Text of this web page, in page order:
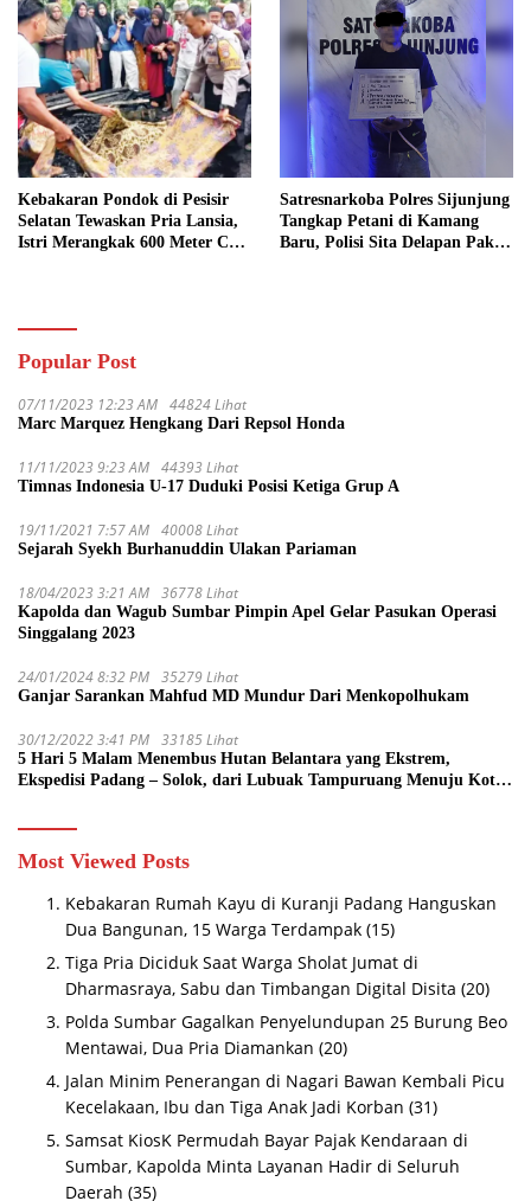
Kebakaran Pondok di Pesisir
Selatan Tewaskan Pria Lansia,
Istri Merangkak 600 Meter Cari
Satresnarkoba Polres Sijunjung
Tangkap Petani di Kamang
Baru, Polisi Sita Delapan Paket
Popular Post
07/11/2023 12:23 AM 44824 Lihat
Marc Marquez Hengkang Dari Repsol Honda
11/11/2023 9:23 AM 44393 Lihat
Timnas Indonesia U-17 Duduki Posisi Ketiga Grup A
19/11/2021 7:57 AM 40008 Lihat
Sejarah Syekh Burhanuddin Ulakan Pariaman
18/04/2023 3:21 AM 36778 Lihat
Kapolda dan Wagub Sumbar Pimpin Apel Gelar Pasukan Operasi
Singgalang 2023
24/01/2024 8:32 PM 35279 Lihat
Ganjar Sarankan Mahfud MD Mundur Dari Menkopolhukam
30/12/2022 3:41 PM 33185 Lihat
5 Hari 5 Malam Menembus Hutan Belantara yang Ekstrem,
Ekspedisi Padang – Solok, dari Lubuak Tampuruang Menuju Koto
Most Viewed Posts
Kebakaran Rumah Kayu di Kuranji Padang Hanguskan
Dua Bangunan, 15 Warga Terdampak (15)
Tiga Pria Diciduk Saat Warga Sholat Jumat di
Dharmasraya, Sabu dan Timbangan Digital Disita (20)
Polda Sumbar Gagalkan Penyelundupan 25 Burung Beo
Mentawai, Dua Pria Diamankan (20)
Jalan Minim Penerangan di Nagari Bawan Kembali Picu
Kecelakaan, Ibu dan Tiga Anak Jadi Korban (31)
Samsat KiosK Permudah Bayar Pajak Kendaraan di
Sumbar, Kapolda Minta Layanan Hadir di Seluruh
Daerah (35)